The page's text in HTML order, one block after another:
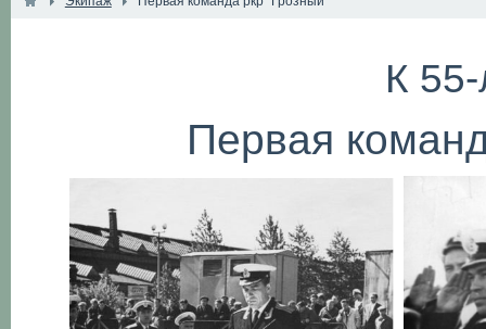
К
Первая